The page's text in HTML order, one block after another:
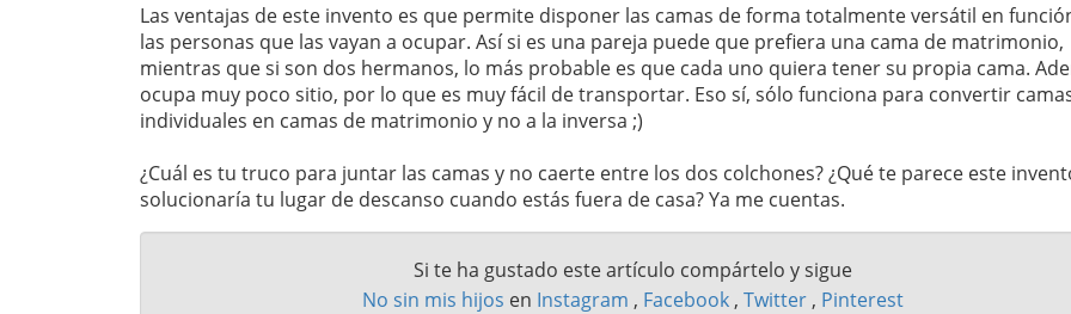
Las ventajas de este invento es que permite disponer las camas de forma totalmente versátil en
las personas que las vayan a ocupar. Así si es una pareja puede que prefiera una cama de matrimonio,
mientras que si son dos hermanos, lo más probable es que cada uno quiera tener su propia cama.
ocupa muy poco sitio, por lo que es muy fácil de transportar. Eso sí, sólo funciona para convertir
individuales en camas de matrimonio y no a la inversa ;)
¿Cuál es tu truco para juntar las camas y no caerte entre los dos colchones? ¿Qué te parece este
solucionaría tu lugar de descanso cuando estás fuera de casa? Ya me cuentas.
Si te ha gustado este artículo compártelo y sigue
No sin mis hijos en Instagram , Facebook , Twitter , Pinterest